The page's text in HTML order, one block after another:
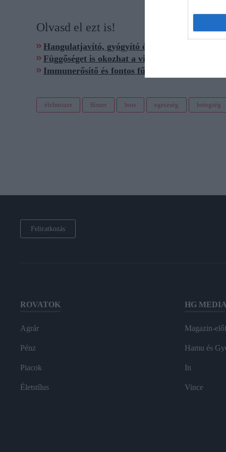
Olvasd el ezt is!
Hangulatjavító, gyógyító és ünnepi csodafűszer
Függőséget is okozhat a világ második
Immunerősítő és fontos fűszer is ez a
élelmiszer fűszer bors egészség betegség
Feliratkozás
ROVATOK
Agrár
Pénz
Piacok
Életstílus
HG MEDIA
Magazin-
Hamu és
In
Vince